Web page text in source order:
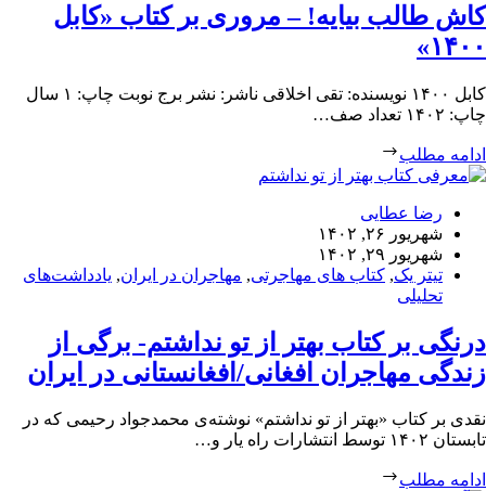
کاش طالب بیایه! – مروری بر کتاب «کابل
۱۴۰۰»
کابل ۱۴۰۰ نویسنده: تقی اخلاقی ناشر: نشر برج نوبت چاپ: ۱ سال
چاپ: ۱۴۰۲ تعداد صف…
ادامه مطلب
رضا عطایی
شهریور ۲۶, ۱۴۰۲
شهریور ۲۹, ۱۴۰۲
تیتر یک, کتاب های مهاجرتی, مهاجران در ایران, یادداشت‌های
تحلیلی
درنگی بر کتاب بهتر از تو نداشتم- برگی از
زندگی مهاجران افغانی/افغانستانی در ایران
نقدی بر کتاب «بهتر از تو نداشتم» نوشته‌ی محمدجواد رحیمی که در
تابستان ۱۴۰۲ توسط انتشارات راه یار و…
ادامه مطلب